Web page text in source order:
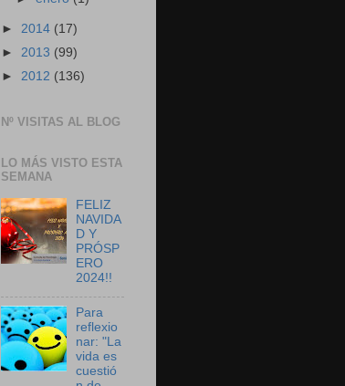
► 2014 (17)
► 2013 (99)
► 2012 (136)
Nº VISITAS AL BLOG
LO MÁS VISTO ESTA
SEMANA
FELIZ
NAVIDA
D Y
PRÓSP
ERO
2024!!
Para
reflexio
nar: "La
vida es
cuestió